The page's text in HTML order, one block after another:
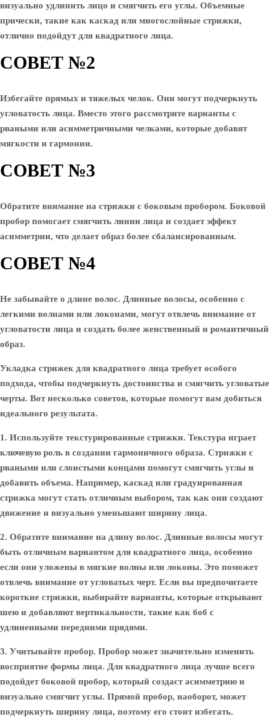
визуально удлинить лицо и смягчить его углы. Объемные
прически, такие как каскад или многослойные стрижки,
отлично подойдут для квадратного лица.
СОВЕТ №2
Избегайте прямых и тяжелых челок. Они могут подчеркнуть
угловатость лица. Вместо этого рассмотрите варианты с
рваными или асимметричными челками, которые добавят
мягкости и гармонии.
СОВЕТ №3
Обратите внимание на стрижки с боковым пробором. Боковой
пробор помогает смягчить линии лица и создает эффект
асимметрии, что делает образ более сбалансированным.
СОВЕТ №4
Не забывайте о длине волос. Длинные волосы, особенно с
легкими волнами или локонами, могут отвлечь внимание от
угловатости лица и создать более женственный и романтичный
образ.
Укладка стрижек для квадратного лица требует особого
подхода, чтобы подчеркнуть достоинства и смягчить угловатые
черты. Вот несколько советов, которые помогут вам добиться
идеального результата.
1. Используйте текстурированные стрижки. Текстура играет
ключевую роль в создании гармоничного образа. Стрижки с
рваными или слоистыми концами помогут смягчить углы и
добавить объема. Например, каскад или градуированная
стрижка могут стать отличным выбором, так как они создают
движение и визуально уменьшают ширину лица.
2. Обратите внимание на длину волос. Длинные волосы могут
быть отличным вариантом для квадратного лица, особенно
если они уложены в мягкие волны или локоны. Это поможет
отвлечь внимание от угловатых черт. Если вы предпочитаете
короткие стрижки, выбирайте варианты, которые открывают
шею и добавляют вертикальности, такие как боб с
удлиненными передними прядями.
3. Учитывайте пробор. Пробор может значительно изменить
восприятие формы лица. Для квадратного лица лучше всего
подойдет боковой пробор, который создаст асимметрию и
визуально смягчит углы. Прямой пробор, наоборот, может
подчеркнуть ширину лица, поэтому его стоит избегать.